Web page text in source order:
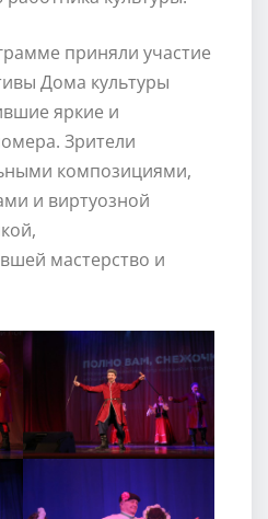
приняли участие
Дома культуры
яркие и
Зрители
композициями,
и виртуозной
мастерство и